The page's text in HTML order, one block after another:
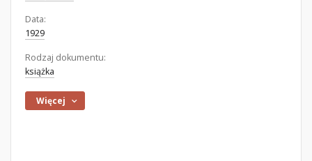
Data:
1929
Rodzaj dokumentu:
książka
Więcej